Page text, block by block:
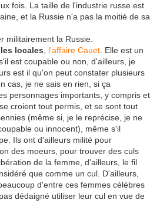
fois. La taille de l'industrie russe est
et la Russie n'a pas la moitié de sa
militairement la Russie.
locales
l'affaire Cauet . Elle est un
est coupable ou non, d'ailleurs, je
est il qu'on peut constater plusieurs
cas, je ne sais en rien, si ça
personnages importants, y compris et
croient tout permis, et se sont tout
(même si, je le reprécise, je ne
ou innocent), même s'il
Ils ont d'ailleurs milité pour
des moeurs, pour trouver des culs
de la femme, d'ailleurs, le fil
que comme un cul. D'ailleurs,
d'entre ces femmes célèbres
dédaigné utiliser leur cul en vue de